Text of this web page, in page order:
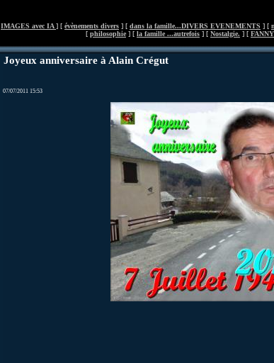
IMAGES avec IA] [ évènements divers ] [ dans la famille...DIVERS EVENEMENTS ] [
[ philosophie ] [ la famille ...autrefois ] [ Nostalgie. ] [
Joyeux anniversaire à Alain Crégut
07/07/2011 15:53